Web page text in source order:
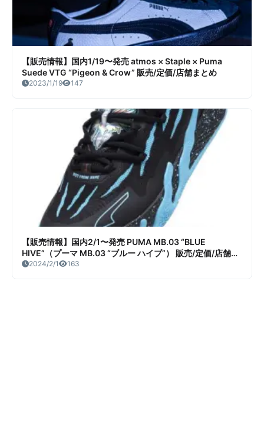
【販売情報】国内1/19〜発売 atmos × Staple × Puma
Suede VTG “Pigeon & Crow” 販売/定価/店舗まとめ
2023/1/19 147
【販売情報】国内2/1〜発売 PUMA MB.03 “BLUE
HIVE”（プーマ MB.03 “ブルー ハイブ”） 販売/定価/店舗ま
とめ2024/2/1 163